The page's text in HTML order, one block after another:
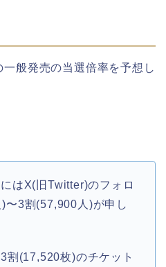
一般発売の当選倍率を予想し
はX(旧Twitter)のフォロ
〜3割(57,900人)が申し
割(17,520枚)のチケット